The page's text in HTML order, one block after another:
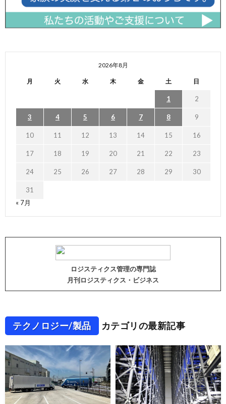
2026年8月
月 火 水 木 金 土 日
1 2
3 4 5 6 7 8 9
10 11 12 13 14 15 16
17 18 19 20 21 22 23
24 25 26 27 28 29 30
31
« 7月
ロジスティクス管理の専門誌
月刊ロジスティクス・ビジネス
テクノロジー/製品 カテゴリの最新記事